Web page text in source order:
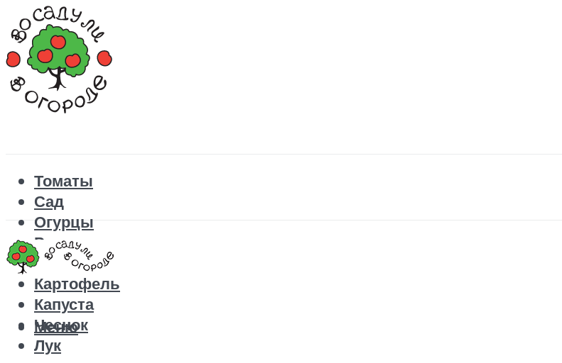
Томаты
Сад
Огурцы
Рецепты
Перец
Картофель
Капуста
Чеснок
Лук
Меню